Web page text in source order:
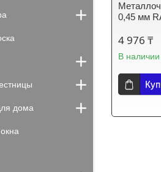
0,45 мм
4 976 ₸
В наличии
дома